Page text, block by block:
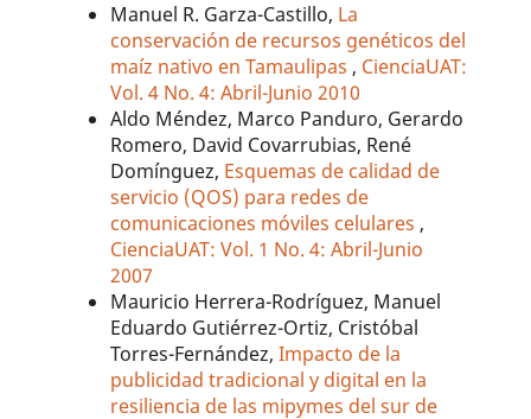
Manuel R. Garza-Castillo, La
conservación de recursos genéticos del
maíz nativo en Tamaulipas , CienciaUAT:
Vol. 4 No. 4: Abril-Junio 2010
Aldo Méndez, Marco Panduro, Gerardo
Romero, David Covarrubias, René
Domínguez, Esquemas de calidad de
servicio (QOS) para redes de
comunicaciones móviles celulares ,
CienciaUAT: Vol. 1 No. 4: Abril-Junio
2007
Mauricio Herrera-Rodríguez, Manuel
Eduardo Gutiérrez-Ortiz, Cristóbal
Torres-Fernández,Impacto de la
publicidad tradicional y digital en la
resiliencia de las mipymes del sur de